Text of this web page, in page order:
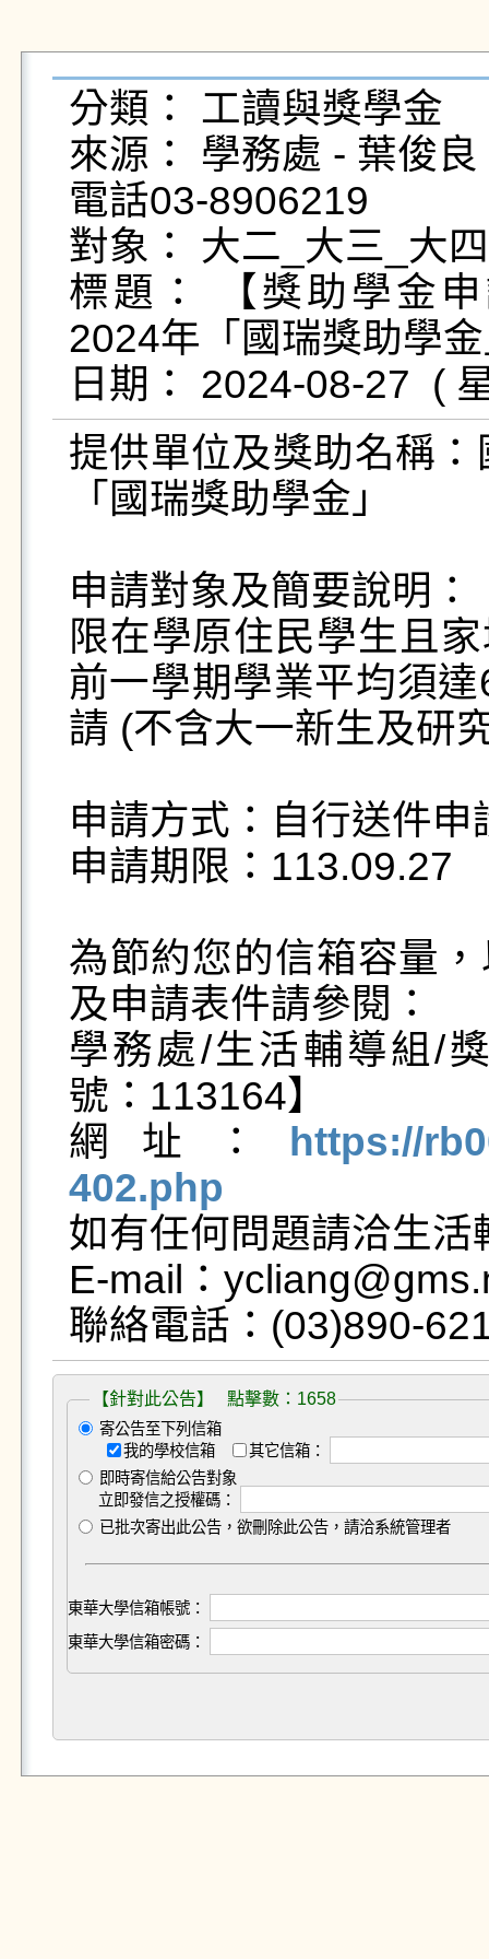
分類： 工讀與獎學金
來源： 學務處 - 葉俊
電話03-8906219
對象： 大二_大三_大
標題： 【獎助學金
2024年「國瑞獎助學
提供單位及獎助名稱
「國瑞獎助學金」
申請對象及簡要說明：
限在學原住民學生且
前一學期學業平均須
請 (不含大一新生及研
申請方式：自行送件申
申請期限：113.09.27
為節約您的信箱容量
及申請表件請參閱：
學務處/生活輔導組/
號：113164】
網址：
https://
402.php
如有任何問題請洽生
E-mail：
【針對此公告】 點擊數：1658
寄公告至下列信箱
我的學校信箱
其它信箱：
即時寄信給公告對象
立即發信之授權碼：
已批次寄出此公告，欲刪除此公告，請洽系統管理者
東華大學信箱帳號：
東華大學信箱密碼：